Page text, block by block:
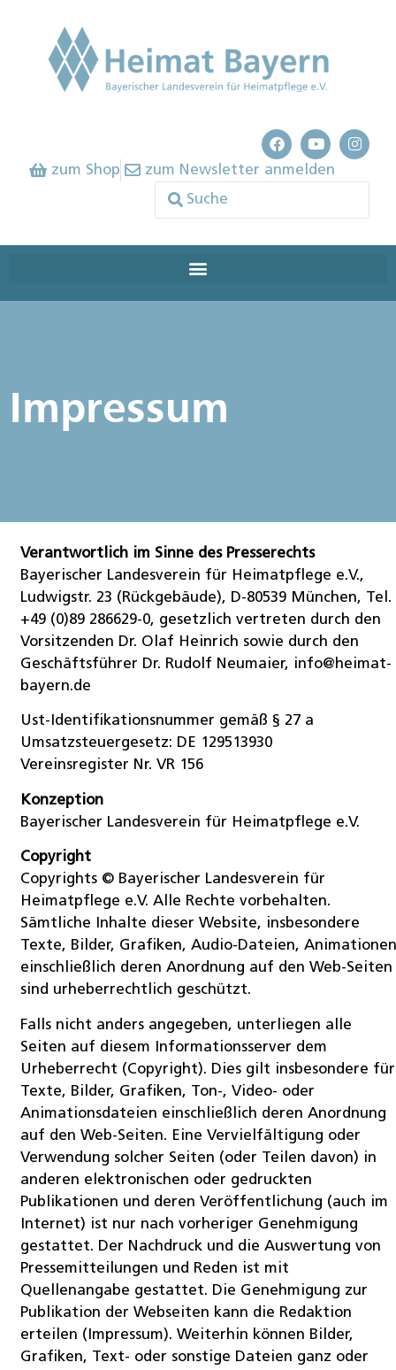
zum Shop zum Newsletter anmelden
Impressum
Verantwortlich im Sinne des Presserechts
Bayerischer Landesverein für Heimatpflege e.V.,
Ludwigstr. 23 (Rückgebäude), D-80539 München, Tel.
+49 (0)89 286629-0, gesetzlich vertreten durch den
Vorsitzenden Dr. Olaf Heinrich sowie durch den
Geschäftsführer Dr. Rudolf Neumaier, info@heimat-
bayern.de
Ust-Identifikationsnummer gemäß § 27 a
Umsatzsteuergesetz: DE 129513930
Vereinsregister Nr. VR 156
Konzeption
Bayerischer Landesverein für Heimatpflege e.V.
Copyright
Copyrights © Bayerischer Landesverein für
Heimatpflege e.V. Alle Rechte vorbehalten.
Sämtliche Inhalte dieser Website, insbesondere
Texte, Bilder, Grafiken, Audio-Dateien,
einschließlich deren Anordnung auf den Web-Seiten
sind urheberrechtlich geschützt.
Falls nicht anders angegeben, unterliegen alle
Seiten auf diesem Informationsserver dem
Urheberrecht (Copyright). Dies gilt insbesondere für
Texte, Bilder, Grafiken, Ton-, Video- oder
Animationsdateien einschließlich deren Anordnung
auf den Web-Seiten. Eine Vervielfältigung oder
Verwendung solcher Seiten (oder Teilen davon) in
anderen elektronischen oder gedruckten
Publikationen und deren Veröffentlichung (auch im
Internet) ist nur nach vorheriger Genehmigung
gestattet. Der Nachdruck und die Auswertung von
Pressemitteilungen und Reden ist mit
Quellenangabe gestattet. Die Genehmigung zur
Publikation der Webseiten kann die Redaktion
erteilen (Impressum). Weiterhin können Bilder,
Grafiken, Text- oder sonstige Dateien ganz oder